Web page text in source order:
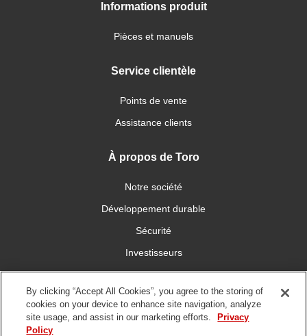
Informations produit
Pièces et manuels
Service clientèle
Points de vente
Assistance clients
À propos de Toro
Notre société
Développement durable
Sécurité
Investisseurs
Carrières
Connectez-vous avec nous
By clicking “Accept All Cookies”, you agree to the storing of
cookies on your device to enhance site navigation, analyze
site usage, and assist in our marketing efforts.
Privacy
Policy